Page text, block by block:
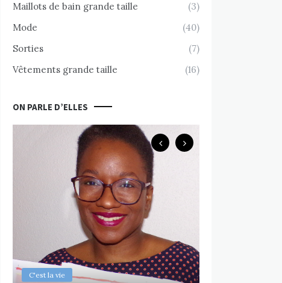
Maillots de bain grande taille
(3)
Mode
(40)
Sorties
(7)
Vêtements grande taille
(16)
ON PARLE D’ELLES
C'est la vie